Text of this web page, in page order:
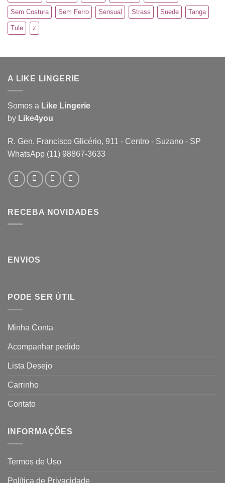
Sem Costura Sem Ferro Sensual Strass Suede Tanga
Tule z
A LIKE LINGERIE
Somos a Like Lingerie
by Like4you
R. Gen. Francisco Glicério, 911 - Centro - Suzano - SP
WhatsApp (11) 98867-3633
RECEBA NOVIDADES
ENVIOS
PODE SER ÚTIL
Minha Conta
Acompanhar pedido
Lista Desejo
Carrinho
Contato
INFORMAÇÕES
Termos de Uso
Política de Privacidade